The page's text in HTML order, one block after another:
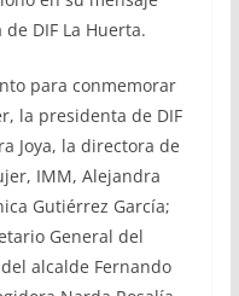
DIF La Huerta.
para conmemorar
la presidenta de DIF
Joya, la directora de
IMM, Alejandra
Gutiérrez García;
General del
alcalde Fernando